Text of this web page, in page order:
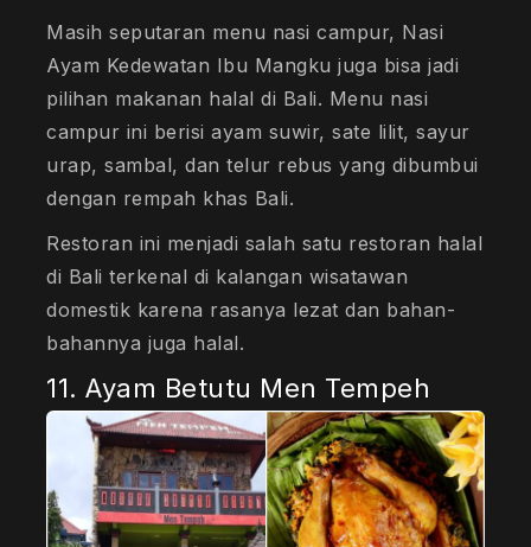
Masih seputaran menu nasi campur, Nasi
Ayam Kedewatan Ibu Mangku juga bisa jadi
pilihan makanan halal di Bali. Menu nasi
campur ini berisi ayam suwir, sate lilit, sayur
urap, sambal, dan telur rebus yang dibumbui
dengan rempah khas Bali.
Restoran ini menjadi salah satu restoran halal
di Bali terkenal di kalangan wisatawan
domestik karena rasanya lezat dan bahan-
bahannya juga halal.
11. Ayam Betutu Men Tempeh